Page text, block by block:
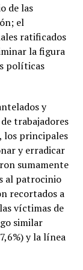
de las
el
ratificados
la figura
políticas
y
trabajadores
los principales
y erradicar
sumamente
al patrocinio
recortados a
víctimas de
similar
y la línea